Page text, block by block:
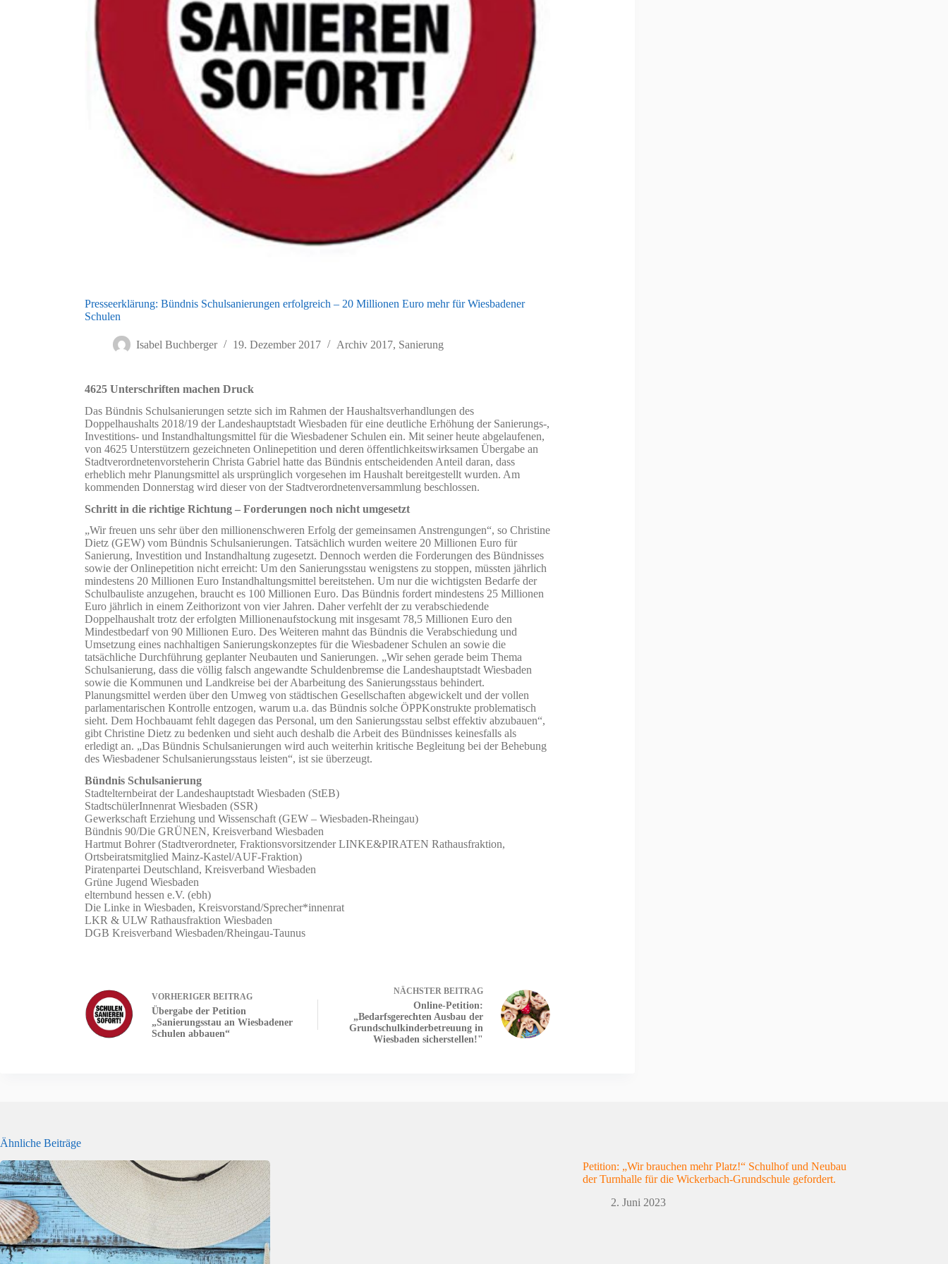
Presseerklärung: Bündnis Schulsanierungen erfolgreich – 20 Millionen Euro mehr für Wiesbadener
Schulen
Isabel Buchberger 19. Dezember 2017 Archiv 2017, Sanierung
4625 Unterschriften machen Druck
Das Bündnis Schulsanierungen setzte sich im Rahmen der Haushaltsverhandlungen des
Doppelhaushalts 2018/19 der Landeshauptstadt Wiesbaden für eine deutliche Erhöhung der Sanierungs-,
Investitions- und Instandhaltungsmittel für die Wiesbadener Schulen ein. Mit seiner heute abgelaufenen,
von 4625 Unterstützern gezeichneten Onlinepetition und deren öffentlichkeitswirksamen Übergabe an
Stadtverordnetenvorsteherin Christa Gabriel hatte das Bündnis entscheidenden Anteil daran, dass
erheblich mehr Planungsmittel als ursprünglich vorgesehen im Haushalt bereitgestellt wurden. Am
kommenden Donnerstag wird dieser von der Stadtverordnetenversammlung beschlossen.
Schritt in die richtige Richtung – Forderungen noch nicht umgesetzt
„Wir freuen uns sehr über den millionenschweren Erfolg der gemeinsamen Anstrengungen“, so Christine
Dietz (GEW) vom Bündnis Schulsanierungen. Tatsächlich wurden weitere 20 Millionen Euro für
Sanierung, Investition und Instandhaltung zugesetzt. Dennoch werden die Forderungen des Bündnisses
sowie der Onlinepetition nicht erreicht: Um den Sanierungsstau wenigstens zu stoppen, müssten jährlich
mindestens 20 Millionen Euro Instandhaltungsmittel bereitstehen. Um nur die wichtigsten Bedarfe der
Schulbauliste anzugehen, braucht es 100 Millionen Euro. Das Bündnis fordert mindestens 25 Millionen
Euro jährlich in einem Zeithorizont von vier Jahren. Daher verfehlt der zu verabschiedende
Doppelhaushalt trotz der erfolgten Millionenaufstockung mit insgesamt 78,5 Millionen Euro den
Mindestbedarf von 90 Millionen Euro. Des Weiteren mahnt das Bündnis die Verabschiedung und
Umsetzung eines nachhaltigen Sanierungskonzeptes für die Wiesbadener Schulen an sowie die
tatsächliche Durchführung geplanter Neubauten und Sanierungen. „Wir sehen gerade beim Thema
Schulsanierung, dass die völlig falsch angewandte Schuldenbremse die Landeshauptstadt Wiesbaden
sowie die Kommunen und Landkreise bei der Abarbeitung des Sanierungsstaus behindert.
Planungsmittel werden über den Umweg von städtischen Gesellschaften abgewickelt und der vollen
parlamentarischen Kontrolle entzogen, warum u.a. das Bündnis solche ÖPPKonstrukte problematisch
sieht. Dem Hochbauamt fehlt dagegen das Personal, um den Sanierungsstau selbst effektiv abzubauen“,
gibt Christine Dietz zu bedenken und sieht auch deshalb die Arbeit des Bündnisses keinesfalls als
erledigt an. „Das Bündnis Schulsanierungen wird auch weiterhin kritische Begleitung bei der Behebung
des Wiesbadener Schulsanierungsstaus leisten“, ist sie überzeugt.
Bündnis Schulsanierung
Stadtelternbeirat der Landeshauptstadt Wiesbaden (StEB)
StadtschülerInnenrat Wiesbaden (SSR)
Gewerkschaft Erziehung und Wissenschaft (GEW – Wiesbaden-Rheingau)
Bündnis 90/Die GRÜNEN, Kreisverband Wiesbaden
Hartmut Bohrer (Stadtverordneter, Fraktionsvorsitzender LINKE&PIRATEN Rathausfraktion,
Ortsbeiratsmitglied Mainz-Kastel/AUF-Fraktion)
Piratenpartei Deutschland, Kreisverband Wiesbaden
Grüne Jugend Wiesbaden
elternbund hessen e.V. (ebh)
Die Linke in Wiesbaden, Kreisvorstand/Sprecher*innenrat
LKR & ULW Rathausfraktion Wiesbaden
DGB Kreisverband Wiesbaden/Rheingau-Taunus
VORHERIGER BEITRAG
Übergabe der Petition
„Sanierungsstau an Wiesbadener
Schulen abbauen“
NÄCHSTER BEITRAG
Online-Petition:
„Bedarfsgerechten Ausbau der
Grundschulkinderbetreuung in
Wiesbaden sicherstellen!"
Ähnliche Beiträge
Petition: „Wir brauchen mehr Platz!“ Schulhof und Neubau
der Turnhalle für die Wickerbach-Grundschule gefordert.
2. Juni 2023